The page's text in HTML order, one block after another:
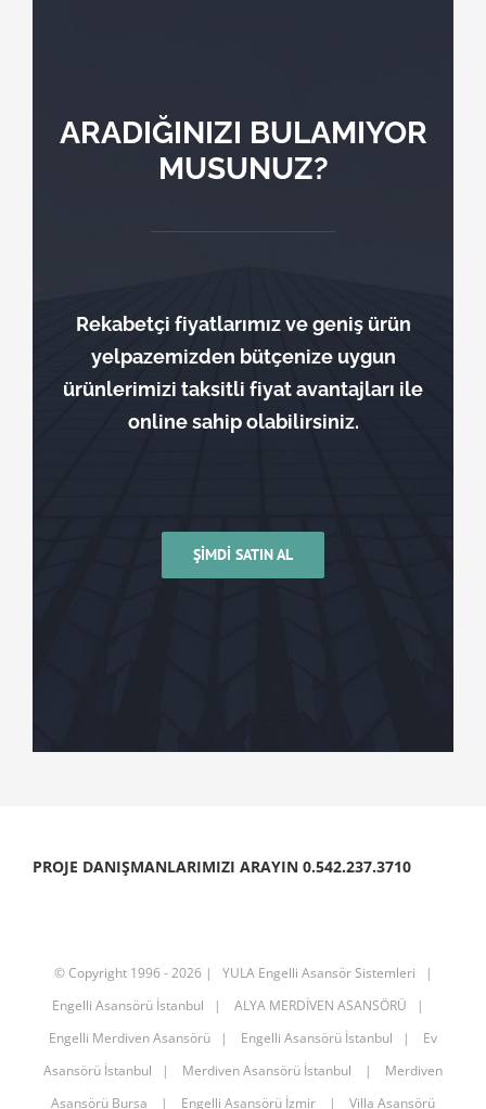
ARADIĞINIZI BULAMIYOR
MUSUNUZ?
Rekabetçi fiyatlarımız ve geniş ürün
yelpazemizden bütçenize uygun
ürünlerimizi taksitli fiyat avantajları ile
online sahip olabilirsiniz.
ŞİMDİ SATIN AL
PROJE DANIŞMANLARIMIZI ARAYIN 0.542.237.3710
© Copyright 1996 -2026 | YULA Engelli Asansör Sistemleri |
Engelli Asansörü İstanbul | ALYA MERDİVEN ASANSÖRÜ |
Engelli Merdiven Asansörü | Engelli Asansörü İstanbul | Ev
Asansörü İstanbul | Merdiven Asansörü İstanbul | Merdiven
Asansörü Bursa | Engelli Asansörü İzmir | Villa Asansörü